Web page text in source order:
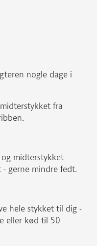
nogle dage i
fra
midterstykket
gerne mindre fedt.
hele stykket til dig -
eller kød til 50